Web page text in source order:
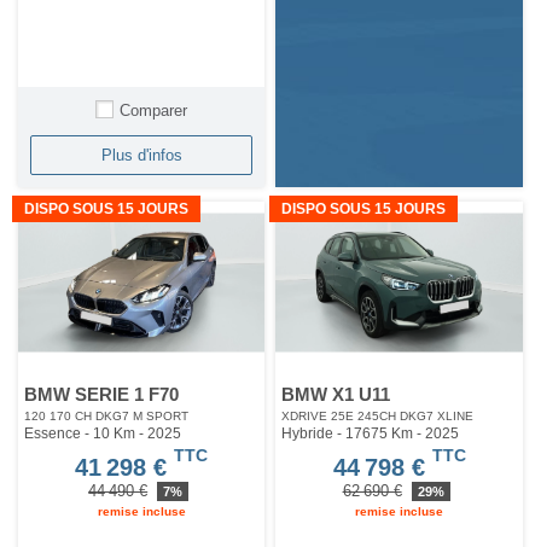
Comparer
Plus d'infos
DISPO SOUS 15 JOURS
BMW SERIE 1 F70
120 170 CH DKG7 M SPORT
Essence - 10 Km - 2025
41 298 € TTC
44 490 € 7%
remise incluse
DISPO SOUS 15 JOURS
BMW X1 U11
XDRIVE 25E 245CH DKG7 XLINE
Hybride - 17675 Km- 2025
44 798 € TTC
62 690 € 29%
remise incluse